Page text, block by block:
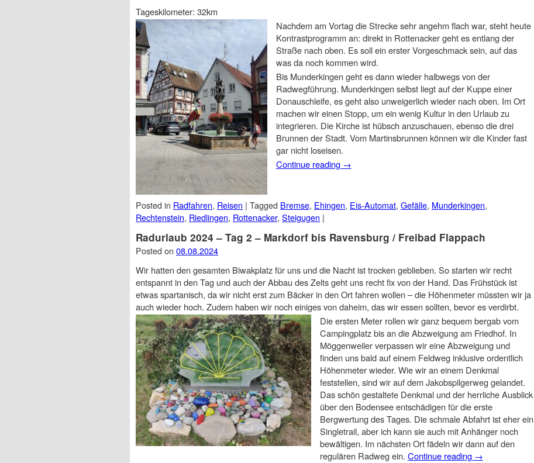
Tageskilometer: 32km
Nachdem am Vortag die Strecke sehr angehm flach war, steht heute
Kontrastprogramm an: direkt in Rottenacker geht es entlang der
Straße nach oben. Es soll ein erster Vorgeschmack sein, auf das
was da noch kommen wird.
Bis Munderkingen geht es dann wieder halbwegs von der
Radwegführung. Munderkingen selbst liegt auf der Kuppe einer
Donauschleife, es geht also unweigerlich wieder nach oben. Im Ort
machen wir einen Stopp, um ein wenig Kultur in den Urlaub zu
integrieren. Die Kirche ist hübsch anzuschauen, ebenso die drei
Brunnen der Stadt. Vom Martinsbrunnen können wir die Kinder fast
gar nicht loseisen.
Continue reading →
Posted in Radfahren, Reisen | Tagged Bremse, Ehingen, Eis-Automat, Gefälle, Munderkingen,
Rechtenstein, Riedlingen, Rottenacker, Steigugen |
Radurlaub 2024 – Tag 2 – Markdorf bis Ravensburg / Freibad Flappach
Posted on 08.08.2024
Wir hatten den gesamten Biwakplatz für uns und die Nacht ist trocken geblieben. So starten wir recht
entspannt in den Tag und auch der Abbau des Zelts geht uns recht fix von der Hand. Das Frühstück ist
etwas spartanisch, da wir nicht erst zum Bäcker in den Ort fahren wollen – die Höhenmeter müssten wir ja
auch wieder hoch. Zudem haben wir noch einiges von daheim, das wir essen sollten, bevor es verdirbt.
Die ersten Meter rollen wir ganz bequem bergab vom
Campingplatz bis an die Abzweigung am Friedhof. In
Möggenweiler verpassen wir eine Abzweigung und
finden uns bald auf einem Feldweg inklusive ordentlich
Höhenmeter wieder. Wie wir an einem Denkmal
feststellen, sind wir auf dem Jakobspilgerweg gelandet.
Das schön gestaltete Denkmal und der herrliche Ausblick
über den Bodensee entschädigen für die erste
Bergwertung des Tages. Die schmale Abfahrt ist eher ein
Singletrail, aber ich kann sie auch mit Anhänger noch
bewältigen. Im nächsten Ort fädeln wir dann auf den
regulären Radweg ein. Continue reading →